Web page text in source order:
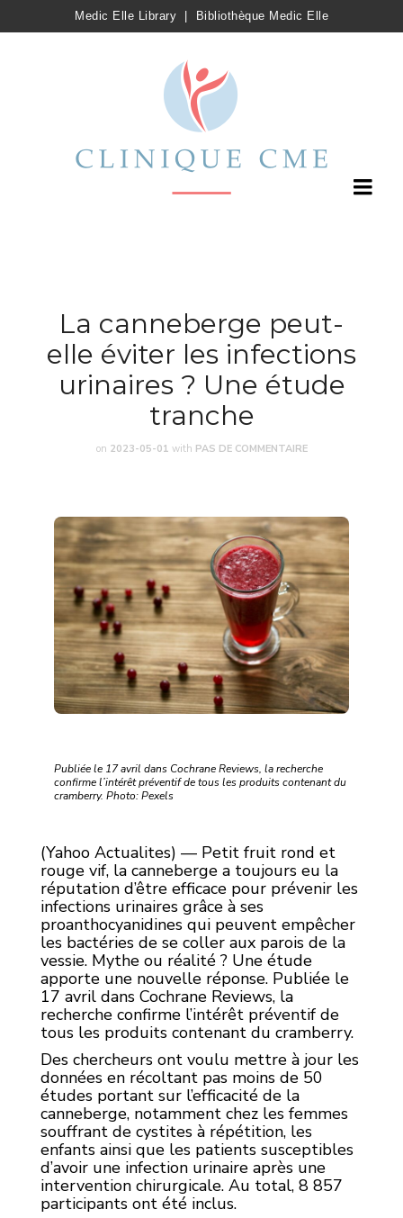
Medic Elle Library Bibliothèque Medic Elle
La canneberge peut-
elle éviter les infections
urinaires ? Une étude
tranche
on 2023-05-01 with PAS DE COMMENTAIRE
Publiée le 17 avril dans Cochrane Reviews, la recherche
confirme l’intérêt préventif de tous les produits contenant du
cramberry. Photo: Pexels
(Yahoo Actualites) — Petit fruit rond et
rouge vif, la canneberge a toujours eu la
réputation d’être efficace pour prévenir les
infections urinaires grâce à ses
proanthocyanidines qui peuvent empêcher
les bactéries de se coller aux parois de la
vessie. Mythe ou réalité ? Une étude
apporte une nouvelle réponse. Publiée le
17 avril dans Cochrane Reviews, la
recherche confirme l’intérêt préventif de
tous les produits contenant du cramberry.
Des chercheurs ont voulu mettre à jour les
données en récoltant pas moins de 50
études portant sur l’efficacité de la
canneberge, notamment chez les femmes
souffrant de cystites à répétition, les
enfants ainsi que les patients susceptibles
d’avoir une infection urinaire après une
intervention chirurgicale. Au total, 8 857
participants ont été inclus.